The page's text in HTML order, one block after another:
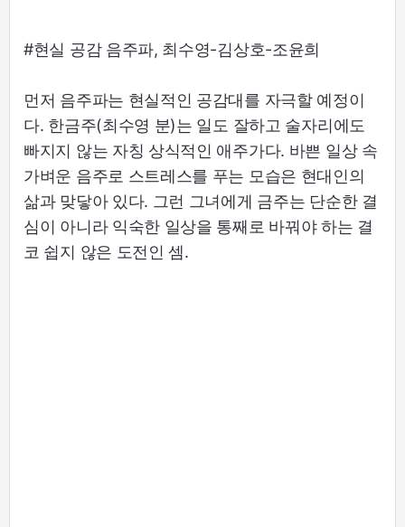
#현실 공감 음주파, 최수영-김상호-조윤희
먼저 음주파는 현실적인 공감대를 자극할 예정이
다. 한금주(최수영 분)는 일도 잘하고 술자리에도
빠지지 않는 자칭 상식적인 애주가다. 바쁜 일상 속
가벼운 음주로 스트레스를 푸는 모습은 현대인의
삶과 맞닿아 있다. 그런 그녀에게 금주는 단순한 결
심이 아니라 익숙한 일상을 통째로 바꿔야 하는 결
코 쉽지 않은 도전인 셈.